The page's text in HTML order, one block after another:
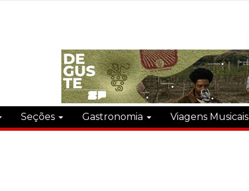
Seções Gastronomia Viagens Musicais